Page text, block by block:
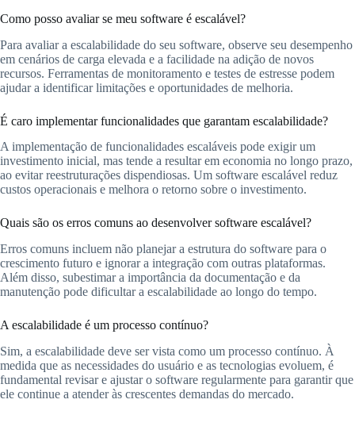
Como posso avaliar se meu software é escalável?
Para avaliar a escalabilidade do seu software, observe seu desempenho
em cenários de carga elevada e a facilidade na adição de novos
recursos. Ferramentas de monitoramento e testes de estresse podem
ajudar a identificar limitações e oportunidades de melhoria.
É caro implementar funcionalidades que garantam escalabilidade?
A implementação de funcionalidades escaláveis pode exigir um
investimento inicial, mas tende a resultar em economia no longo prazo,
ao evitar reestruturações dispendiosas. Um software escalável reduz
custos operacionais e melhora o retorno sobre o investimento.
Quais são os erros comuns ao desenvolver software escalável?
Erros comuns incluem não planejar a estrutura do software para o
crescimento futuro e ignorar a integração com outras plataformas.
Além disso, subestimar a importância da documentação e da
manutenção pode dificultar a escalabilidade ao longo do tempo.
A escalabilidade é um processo contínuo?
Sim, a escalabilidade deve ser vista como um processo contínuo. À
medida que as necessidades do usuário e as tecnologias evoluem, é
fundamental revisar e ajustar o software regularmente para garantir que
ele continue a atender às crescentes demandas do mercado.